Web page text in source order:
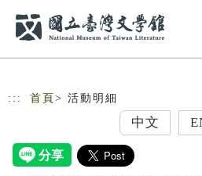
::: 首頁 > 活動明細
中文